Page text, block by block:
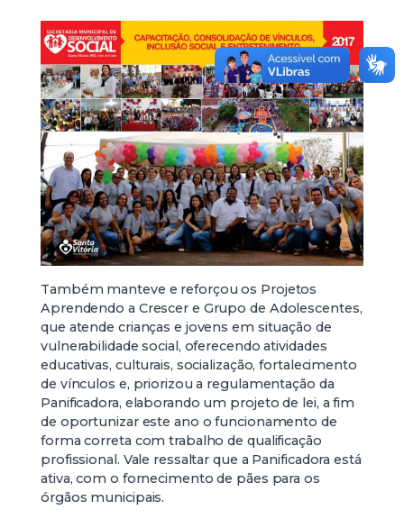
Também manteve e reforçou os Projetos
Aprendendo a Crescer e Grupo de Adolescentes,
que atende crianças e jovens em situação de
vulnerabilidade social, oferecendo atividades
educativas, culturais, socialização, fortalecimento
de vínculos e, priorizou a regulamentação da
Panificadora, elaborando um projeto de lei, a fim
de oportunizar este ano o funcionamento de
forma correta com trabalho de qualificação
profissional. Vale ressaltar que a Panificadora está
ativa, com o fornecimento de pães para os
órgãos municipais.